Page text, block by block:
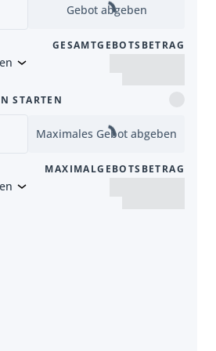
Gebot abgeben
GESAMTGEBOTSBETRAG
STARTEN
Maximales Gebot abgeben
MAXIMALGEBOTSBETRAG